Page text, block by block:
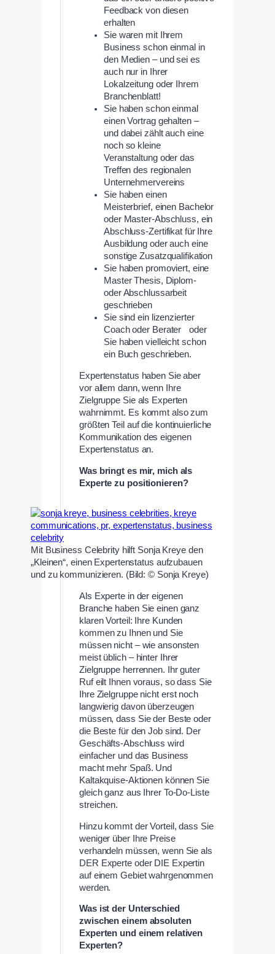
Feedback von diesen
erhalten
Sie waren mit Ihrem
Business schon einmal in
den Medien – und sei es
auch nur in Ihrer
Lokalzeitung oder Ihrem
Branchenblatt!
Sie haben schon einmal
einen Vortrag gehalten –
und dabei zählt auch eine
noch so kleine
Veranstaltung oder das
Treffen des regionalen
Unternehmervereins
Sie haben einen
Meisterbrief, einen Bachelor
oder Master-Abschluss, ein
Abschluss-Zertifikat für Ihre
Ausbildung oder auch eine
sonstige Zusatzqualifikation
Sie haben promoviert, eine
Master Thesis, Diplom-
oder Abschlussarbeit
geschrieben
Sie sind ein lizenzierter
Coach oder Berater oder
Sie haben vielleicht schon
ein Buch geschrieben.
Expertenstatus haben Sie aber
vor allem dann, wenn Ihre
Zielgruppe Sie als Experten
wahrnimmt. Es kommt also zum
größten Teil auf die kontinuierliche
Kommunikation des eigenen
Expertenstatus an.
Was bringt es mir, mich als
Experte zu positionieren?
Mit Business Celebrity hilft Sonja Kreye den
„Kleinen“, einen Expertenstatus aufzubauen
und zu kommunizieren. (Bild: © Sonja Kreye)
Als Experte in der eigenen
Branche haben Sie einen ganz
klaren Vorteil: Ihre Kunden
kommen zu Ihnen und Sie
müssen nicht – wie ansonsten
meist üblich – hinter Ihrer
Zielgruppe herrennen. Ihr guter
Ruf eilt Ihnen voraus, so dass Sie
Ihre Zielgruppe nicht erst noch
langwierig davon überzeugen
müssen, dass Sie der Beste oder
die Beste für den Job sind. Der
Geschäfts-Abschluss wird
einfacher und das Business
macht mehr Spaß. Und
Kaltakquise-Aktionen können Sie
gleich ganz aus Ihrer To-Do-Liste
streichen.
Hinzu kommt der Vorteil, dass Sie
weniger über Ihre Preise
verhandeln müssen, wenn Sie als
DER Experte oder DIE Expertin
auf einem Gebiet wahrgenommen
werden.
Was ist der Unterschied
zwischen einem absoluten
Experten und einem relativen
Experten?